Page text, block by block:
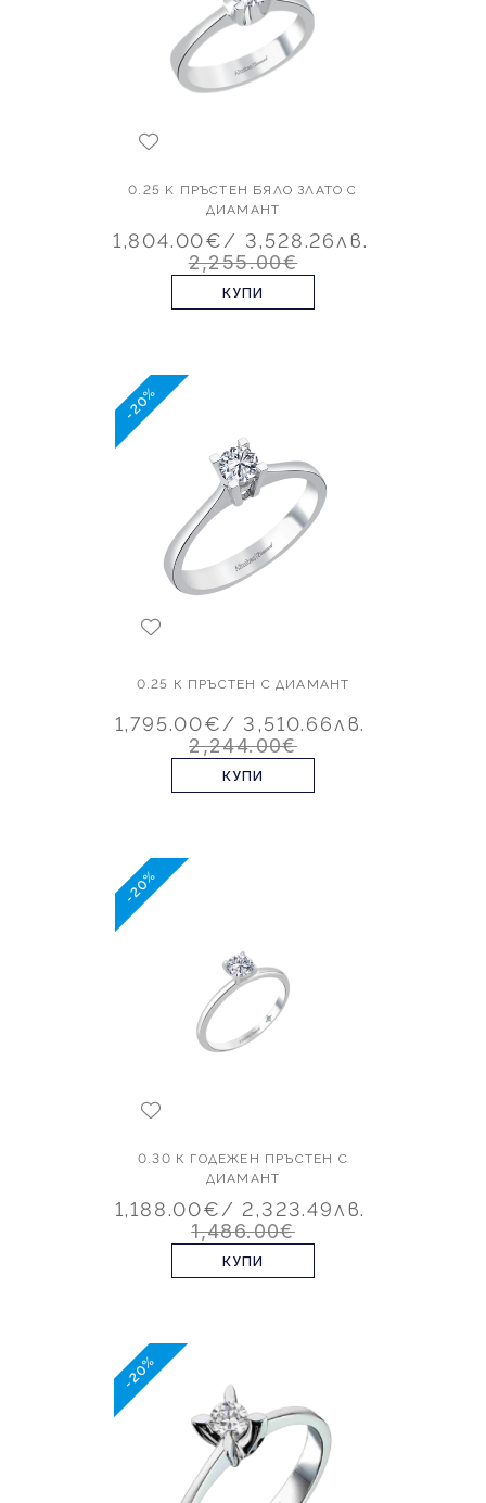
0.25 K ПРЪСТЕН БЯЛО ЗЛАТО С
ДИАМАНТ
1,804.00€/ 3,528.26лв.
2,255.00€
КУПИ
-20%
0.25 К ПРЪСТЕН С ДИАМАНТ
1,795.00€/ 3,510.66лв.
2,244.00€
КУПИ
-20%
0.30 К ГОДЕЖЕН ПРЪСТЕН С
ДИАМАНТ
1,188.00€/ 2,323.49лв.
1,486.00€
КУПИ
-20%